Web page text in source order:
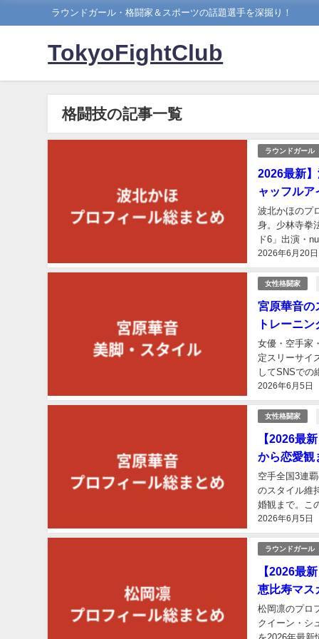
ラウンドガール・格闘家＆スポーツの話題選手を深掘り！
TokyoFightClub
格闘技の記事一覧
ラウンドガール
2026最新
ャッフルア
2026年6月20日
波北かほのプ
身。少林寺拳
ド6」出演・
女性格闘家
宮原華音の
トレーニ
2026年6月5日
女優・空手家
定スリーサイ
してSNSでの
女性格闘家
【2026最
から恋愛観
2026年6月5日
空手全国3連
のスタイル維
婚観まで。こ
ラウンドガール
【2026最
恵比寿マス
松岡凛のプロ
クイーン・シ
を2026年最新